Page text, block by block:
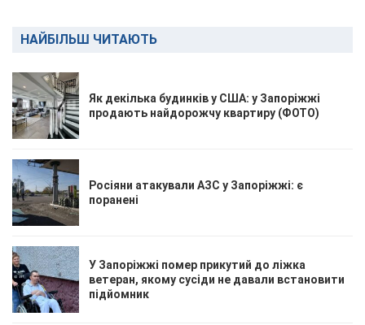
НАЙБІЛЬШ ЧИТАЮТЬ
Як декілька будинків у США: у Запоріжжі
продають найдорожчу квартиру (ФОТО)
Росіяни атакували АЗС у Запоріжжі: є
поранені
У Запоріжжі помер прикутий до ліжка
ветеран, якому сусіди не давали встановити
підйомник